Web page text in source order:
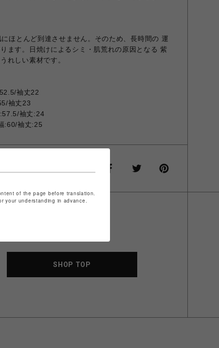
ほとんど到達させません。そのため、長時間の 運
ます。日焼けによるシミ・肌荒れの原因となる 紫
れしい素材です。
袖丈22
袖丈23
袖丈:24
:60/袖丈:25
SHOP TOP
of the page before translation.
your understanding in advance.